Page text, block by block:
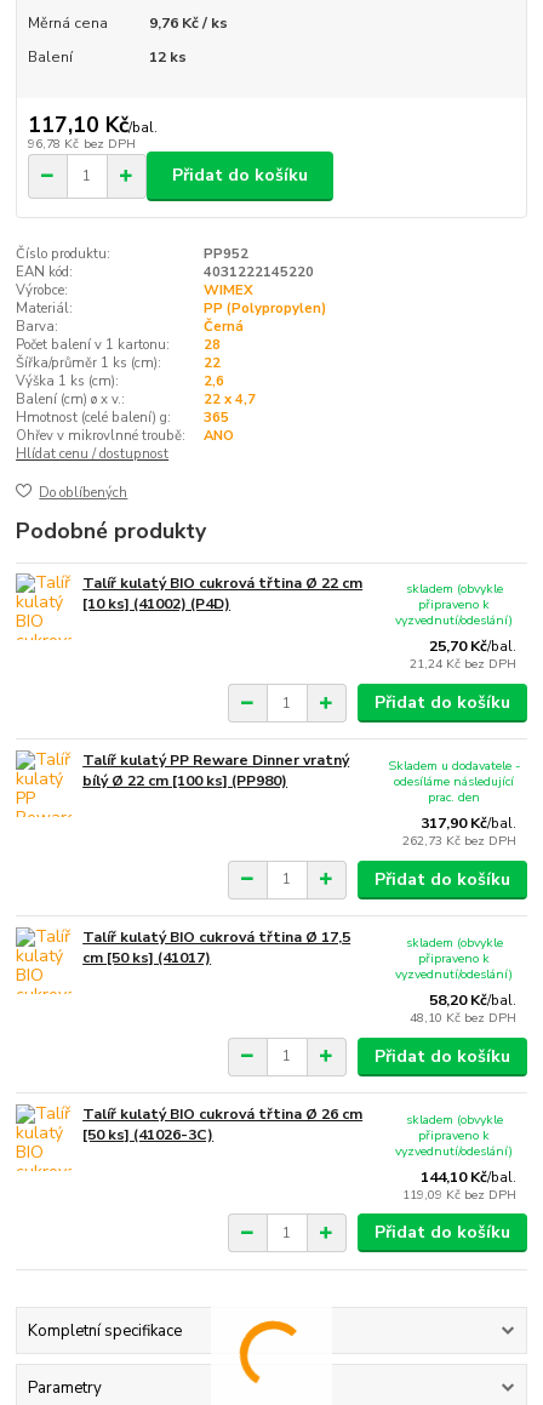
Měrná cena
9,76 Kč / ks
Balení
12 ks
117,10 Kč/bal.
96,78 Kč bez DPH
Přidat do košíku
Číslo produktu:
PP952
EAN kód:
4031222145220
Výrobce:
WIMEX
Materiál:
PP (Polypropylen)
Barva:
Černá
Počet balení v 1 kartonu:
28
Šířka/průměr 1 ks (cm):
22
Výška 1 ks (cm):
2,6
Balení (cm) ø x v.:
22 x 4,7
Hmotnost (celé balení) g:
365
Ohřev v mikrovlnné troubě:
ANO
Hlídat cenu / dostupnost
Do oblíbených
Podobné produkty
Talíř kulatý BIO cukrová třtina Ø 22 cm
[10 ks] (41002) (P4D)
25,70 Kč/bal.
21,24 Kč bez DPH
skladem (obvykle
připraveno k
vyzvednutí/odeslání)
Přidat do košíku
Talíř kulatý PP Reware Dinner vratný
bílý Ø 22 cm [100 ks] (PP980)
317,90 Kč/bal.
262,73 Kč bez DPH
Skladem u dodavatele -
odesíláme následující
prac. den
Přidat do košíku
Talíř kulatý BIO cukrová třtina Ø 17,5
cm [50 ks] (41017)
58,20 Kč/bal.
48,10 Kč bez DPH
skladem (obvykle
připraveno k
vyzvednutí/odeslání)
Přidat do košíku
Talíř kulatý BIO cukrová třtina Ø 26 cm
[50 ks] (41026-3C)
144,10 Kč/bal.
119,09 Kč bez DPH
skladem (obvykle
připraveno k
vyzvednutí/odeslání)
Přidat do košíku
Kompletní specifikace
Parametry